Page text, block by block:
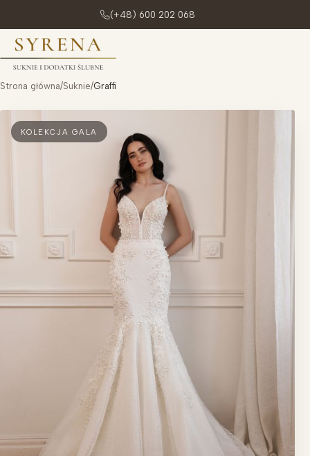
Przejdź do treści
(+48) 600 202 068
Strona główna/Suknie/Graffi
KOLEKCJA GALA